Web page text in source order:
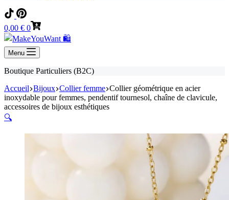
Panier
d’achat
0,00 € 0
Menu
Boutique Particuliers (B2C)
Accueil Bijoux Collier femme Collier géométrique en acier
inoxydable pour femmes, pendentif tournesol, chaîne de clavicule,
accessoires de bijoux esthétiques
🔍